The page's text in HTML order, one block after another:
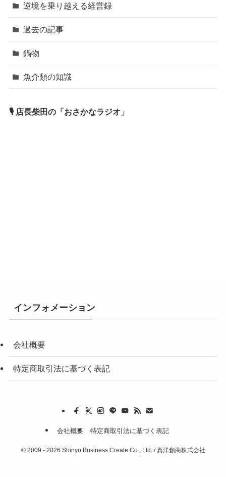
逆境を乗り越える経営録
過去の記事
鍋物
魚介類の知識
🎙 店長柴田の「おさかなラジオ」
インフォメーション
会社概要
特定商取引法に基づく表記
会社概要 特定商取引法に基づく表記
©2009 - 2026 Shinyo Business Create Co., Ltd. / 真洋創商株式会社